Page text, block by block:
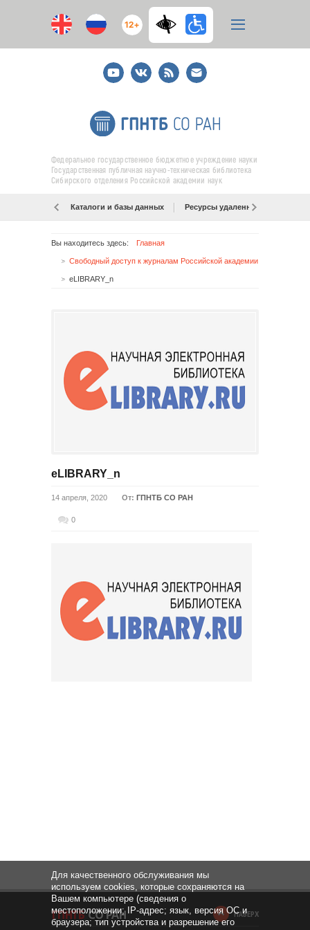
12+
YoutubeВКонтакте
RSS
E-
mail
подписка
Федеральное государственное бюджетное учреждение науки
Государственная публичная научно-техническая библиотека
Сибирского отделения Российской академии наук
Каталоги и базы данных Ресурсы удаленного доступа
Вы находитесь здесь: Главная
eLIBRARY_n
eLIBRARY_n
14 апреля, 2020 От: ГПНТБ СО РАН
0
НАВЕРХ
Для качественного обслуживания мы
используем cookies, которые сохраняются на
Вашем компьютере (сведения о
местоположении; IP-адрес; язык, версия ОС и
браузера; тип устройства и разрешение его